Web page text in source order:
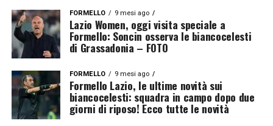
FORMELLO 9 mesi ago
Lazio Women, oggi visita speciale a
Formello: Soncin osserva le biancocelesti
di Grassadonia – FOTO
FORMELLO 9 mesi ago
Formello Lazio, le ultime novità sui
biancocelesti: squadra in campo dopo due
giorni di riposo! Ecco tutte le novità